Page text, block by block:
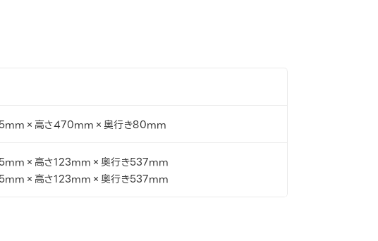
高さ470mm×奥行き80mm
高さ123mm×奥行き537mm
高さ123mm×奥行き537mm